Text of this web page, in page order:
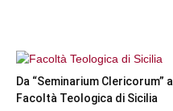
Da “Seminarium Clericorum” a
Facoltà Teologica di Sicilia